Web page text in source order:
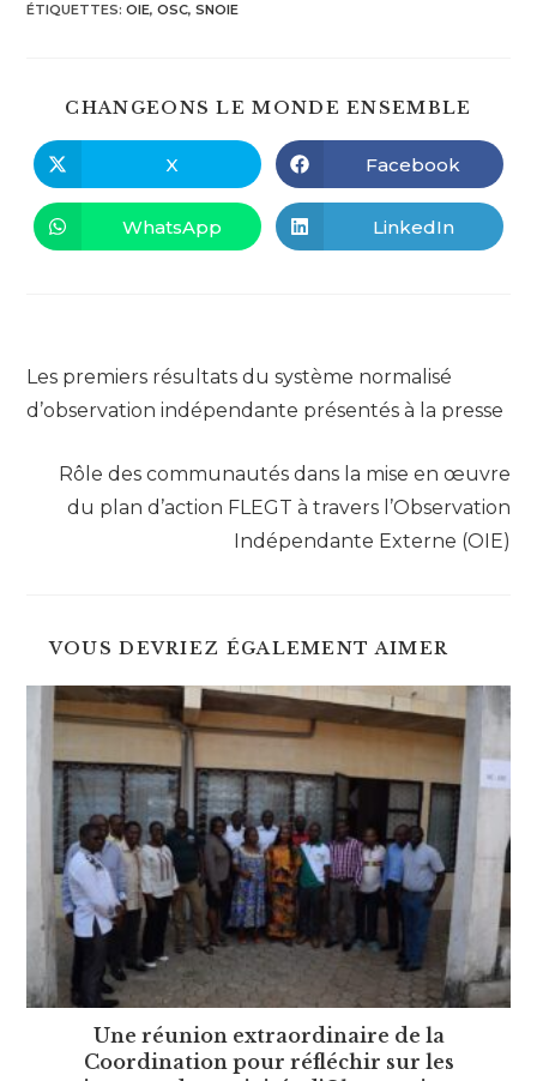
ÉTIQUETTES:OIE, OSC, SNOIE
CHANGEONS LE MONDE ENSEMBLE
Ouvrir
dans
une
autre
fenêtre
X Ouvrir
dans
une
autre
fenêtre
Facebook
Ouvrir
dans
WhatsApp Ouvrir
dans
LinkedIn
articles
Les premiers résultats du système normalisé
d’observation indépendante présentés à la presse
Rôle des communautés dans la mise en œuvre
du plan d’action FLEGT à travers l’Observation
Indépendante Externe (OIE)
VOUS DEVRIEZ ÉGALEMENT AIMER
Une réunion extraordinaire de la
Coordination pour réfléchir sur les